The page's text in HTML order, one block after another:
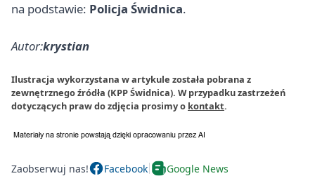
na podstawie: Policja Świdnica.
Autor:krystian
Ilustracja wykorzystana w artykule została pobrana z
zewnętrznego źródła (KPP Świdnica). W przypadku zastrzeżeń
dotyczących praw do zdjęcia prosimy o kontakt.
Zaobserwuj nas! Facebook Google News